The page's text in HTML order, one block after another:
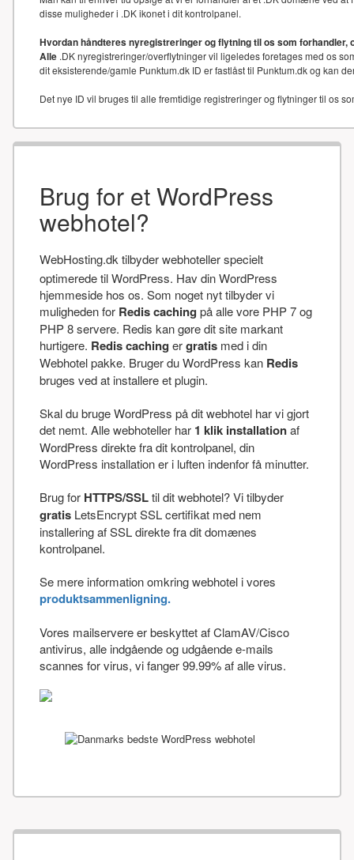
disse muligheder i .DK ikonet i dit kontrolpanel.
Hvordan håndteres nyregistreringer og flytning til os som
Alle .DK nyregistreringer/overflytninger vil ligeledes foretages med os
dit eksisterende/gamle Punktum.dk ID er fastlåst til Punktum.dk og kan
Det nye ID vil bruges til alle fremtidige registreringer og flytninger til os
Brug for et WordPress
webhotel?
WebHosting.dk tilbyder webhoteller specielt
optimerede til WordPress. Hav din WordPress
hjemmeside hos os. Som noget nyt tilbyder vi
muligheden for Redis caching på alle vore PHP 7 og
PHP 8 servere. Redis kan gøre dit site markant
hurtigere. Redis caching ergratis med i din
Webhotel pakke. Bruger du WordPress kan Redis
bruges ved at installere et plugin.
Skal du bruge WordPress på dit webhotel har vi gjort
det nemt. Alle webhoteller har 1 klik installationaf
WordPress direkte fra dit kontrolpanel, din
WordPress installation er i luften indenfor få minutter.
Brug for HTTPS/SSLtil dit webhotel? Vi tilbyder
gratis LetsEncrypt SSL certifikat med nem
installering af SSL direkte fra dit domænes
kontrolpanel.
Se mere information omkring webhotel i vores
produktsammenligning.
Vores mailservere er beskyttet af ClamAV/Cisco
antivirus, alle indgående og udgående e-mails
scannes for virus, vi fanger 99.99% af alle virus.